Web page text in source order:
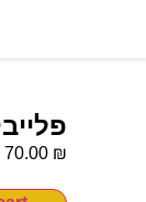
70.00 ₪